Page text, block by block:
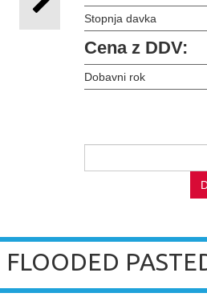
Stopnja davka
Cena z DDV:
Dobavni rok